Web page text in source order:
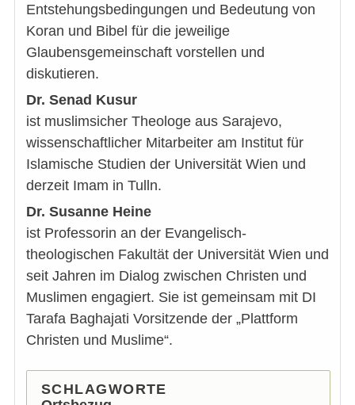
Entstehungsbedingungen und Bedeutung von
Koran und Bibel für die jeweilige
Glaubensgemeinschaft vorstellen und
diskutieren.
Dr. Senad Kusur
ist muslimsicher Theologe aus Sarajevo,
wissenschaftlicher Mitarbeiter am Institut für
Islamische Studien der Universität Wien und
derzeit Imam in Tulln.
Dr. Susanne Heine
ist Professorin an der Evangelisch-
theologischen Fakultät der Universität Wien und
seit Jahren im Dialog zwischen Christen und
Muslimen engagiert. Sie ist gemeinsam mit DI
Tarafa Baghajati Vorsitzende der „Plattform
Christen und Muslime“.
SCHLAGWORTE